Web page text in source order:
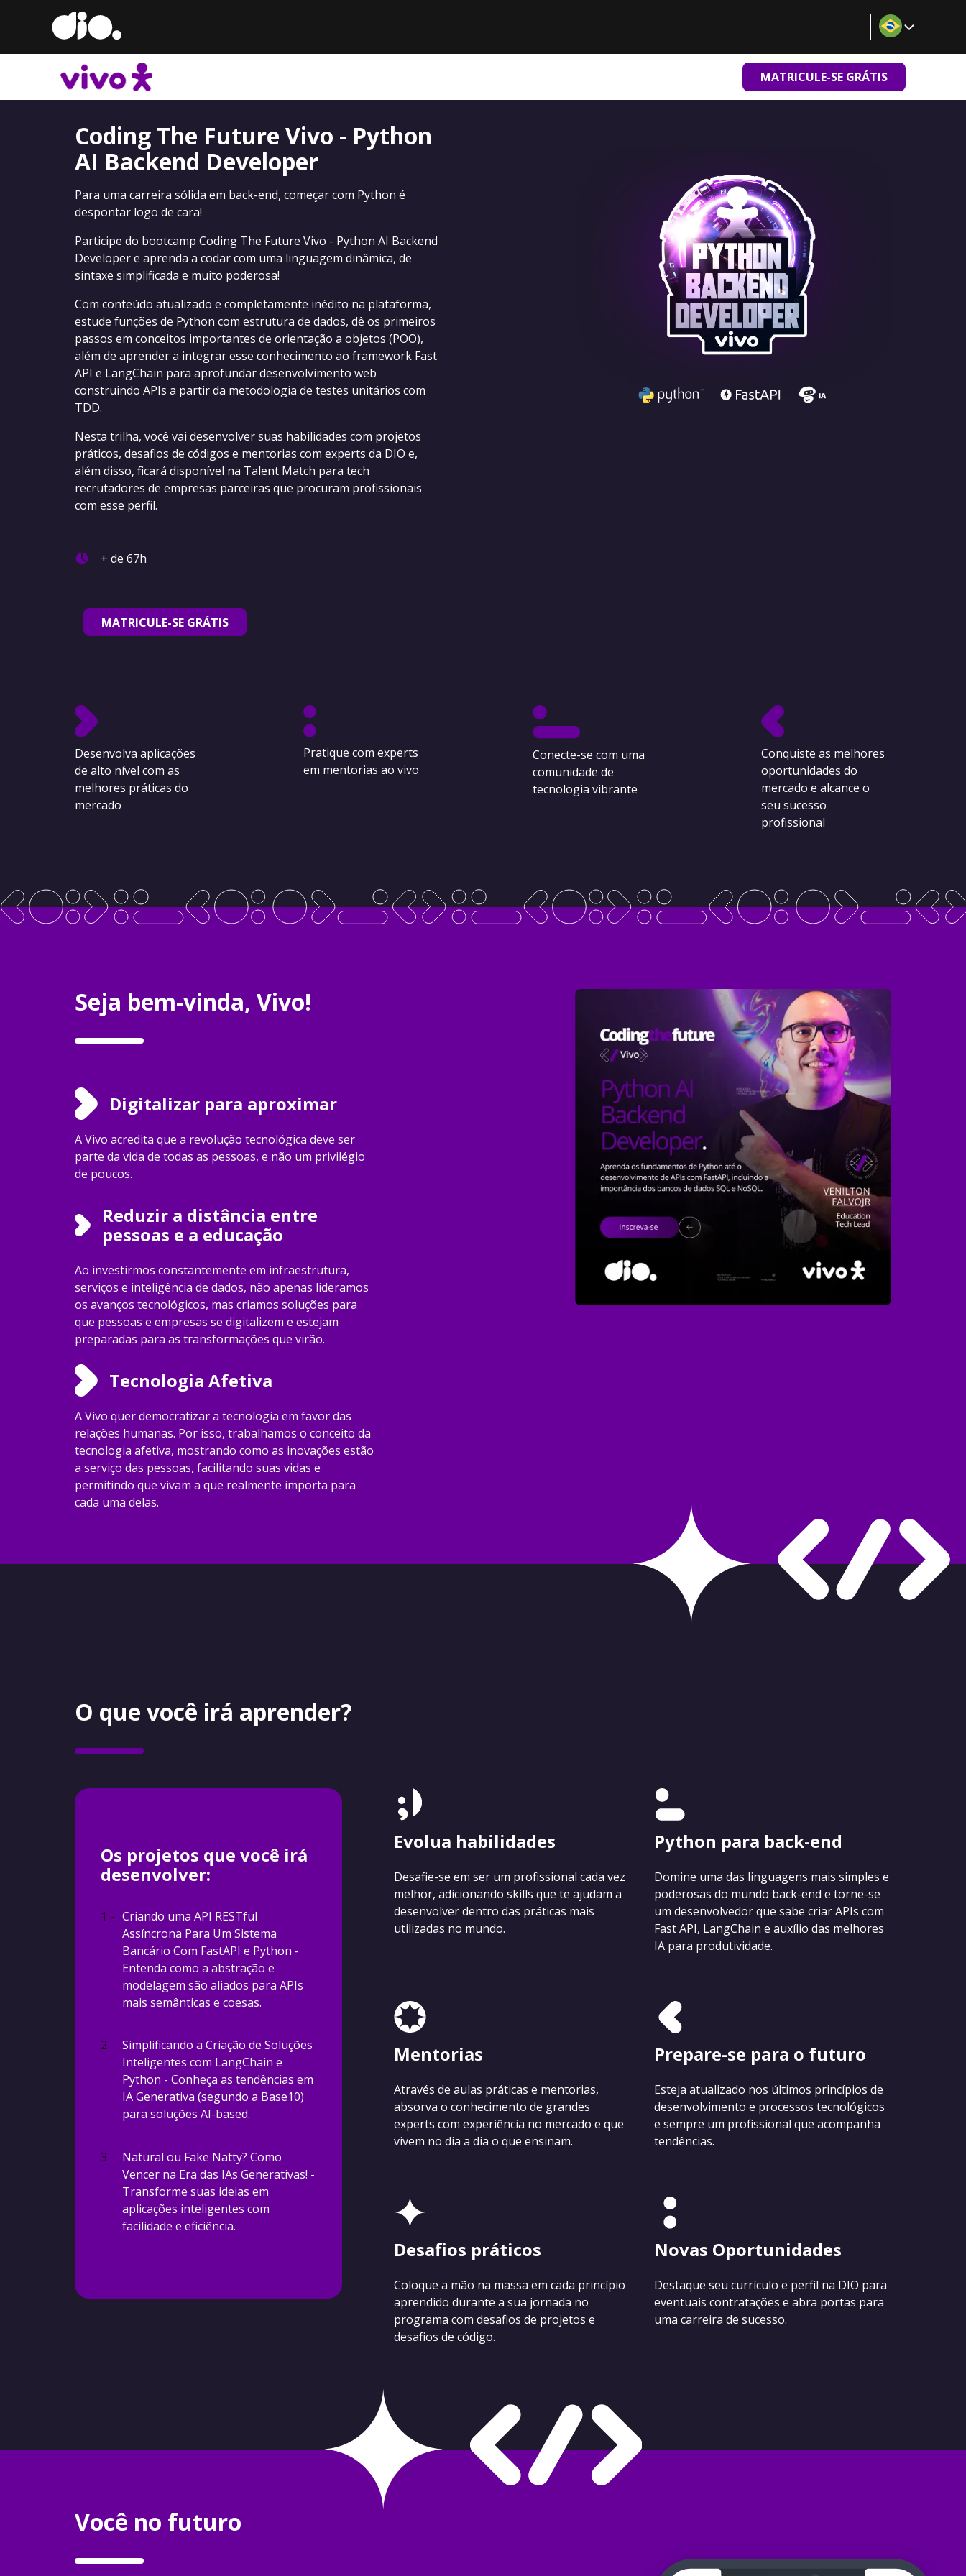
MATRICULE-SE GRÁTIS
Coding The Future Vivo - Python
AI Backend Developer
Para uma carreira sólida em back-end, começar com Python é
despontar logo de cara!
Participe do bootcamp Coding The Future Vivo - Python AI Backend
Developer e aprenda a codar com uma linguagem dinâmica, de
sintaxe simplificada e muito poderosa!
Com conteúdo atualizado e completamente inédito na plataforma,
estude funções de Python com estrutura de dados, dê os primeiros
passos em conceitos importantes de orientação a objetos (POO),
além de aprender a integrar esse conhecimento ao framework Fast
API e LangChain para aprofundar desenvolvimento web
construindo APIs a partir da metodologia de testes unitários com
TDD.
Nesta trilha, você vai desenvolver suas habilidades com projetos
práticos, desafios de códigos e mentorias com experts da DIO e,
além disso, ficará disponível na Talent Match para tech
recrutadores de empresas parceiras que procuram profissionais
com esse perfil.
+ de 67h
MATRICULE-SE GRÁTIS
Desenvolva aplicações
de alto nível com as
melhores práticas do
mercado
Pratique com experts
em mentorias ao vivo
Conecte-se com uma
comunidade de
tecnologia vibrante
Conquiste as melhores
oportunidades do
mercado e alcance o
seu sucesso
profissional
Seja bem-vinda, Vivo!
Digitalizar para aproximar
A Vivo acredita que a revolução tecnológica deve ser
parte da vida de todas as pessoas, e não um privilégio
de poucos.
Reduzir a distância entre
pessoas e a educação
Ao investirmos constantemente em infraestrutura,
serviços e inteligência de dados, não apenas lideramos
os avanços tecnológicos, mas criamos soluções para
que pessoas e empresas se digitalizem e estejam
preparadas para as transformações que virão.
Tecnologia Afetiva
A Vivo quer democratizar a tecnologia em favor das
relações humanas. Por isso, trabalhamos o conceito da
tecnologia afetiva, mostrando como as inovações estão
a serviço das pessoas, facilitando suas vidas e
permitindo que vivam a que realmente importa para
cada uma delas.
O que você irá aprender?
Os projetos que você irá
desenvolver:
1 - Criando uma API RESTful
Assíncrona Para Um Sistema
Bancário Com FastAPI e Python -
Entenda como a abstração e
modelagem são aliados para APIs
mais semânticas e coesas.
2 - Simplificando a Criação de Soluções
Inteligentes com LangChain e
Python - Conheça as tendências em
IA Generativa (segundo a Base10)
para soluções AI-based.
3 - Natural ou Fake Natty? Como
Vencer na Era das IAs Generativas! -
Transforme suas ideias em
aplicações inteligentes com
facilidade e eficiência.
Evolua habilidades
Desafie-se em ser um profissional cada vez
melhor, adicionando skills que te ajudam a
desenvolver dentro das práticas mais
utilizadas no mundo.
Python para back-end
Domine uma das linguagens mais simples e
poderosas do mundo back-end e torne-se
um desenvolvedor que sabe criar APIs com
Fast API, LangChain e auxílio das melhores
IA para produtividade.
Mentorias
Através de aulas práticas e mentorias,
absorva o conhecimento de grandes
experts com experiência no mercado e que
vivem no dia a dia o que ensinam.
Prepare-se para o futuro
Esteja atualizado nos últimos princípios de
desenvolvimento e processos tecnológicos
e sempre um profissional que acompanha
tendências.
Desafios práticos
Coloque a mão na massa em cada princípio
aprendido durante a sua jornada no
programa com desafios de projetos e
desafios de código.
Novas Oportunidades
Destaque seu currículo e perfil na DIO para
eventuais contratações e abra portas para
uma carreira de sucesso.
Você no futuro